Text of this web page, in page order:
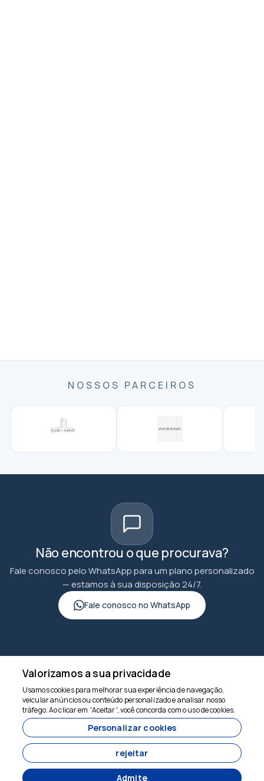
NOSSOS PARCEIROS
Não encontrou o que procurava?
Fale conosco pelo WhatsApp para um plano personalizado
— estamos à sua disposição 24/7.
Fale conosco no WhatsApp
goncuturizm.com
6860
goncuturizm.com - 6860
Valorizamos a sua privacidade
Usamos cookies para melhorar sua experiência de navegação,
veicular anúncios ou conteúdo personalizado e analisar nosso
tráfego. Ao clicar em “Aceitar”, você concorda com o uso de cookies.
Personalizar cookies
rejeitar
Admite
Estamos aqui para
ajudar